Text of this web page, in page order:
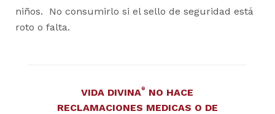
niños. No consumirlo si el sello de seguridad está
roto o falta.
VIDA DIVINA®
NO HACE
RECLAMACIONES MEDICAS O DE